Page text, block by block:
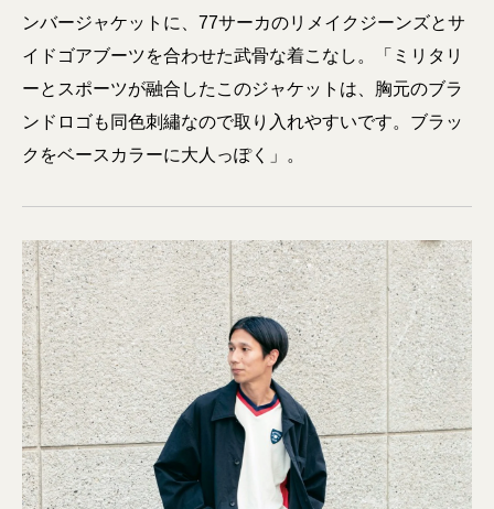
ンバージャケットに、77サーカのリメイクジーンズとサ
イドゴアブーツを合わせた武骨な着こなし。「ミリタリ
ーとスポーツが融合したこのジャケットは、胸元のブラ
ンドロゴも同色刺繡なので取り入れやすいです。ブラッ
クをベースカラーに大人っぽく」。